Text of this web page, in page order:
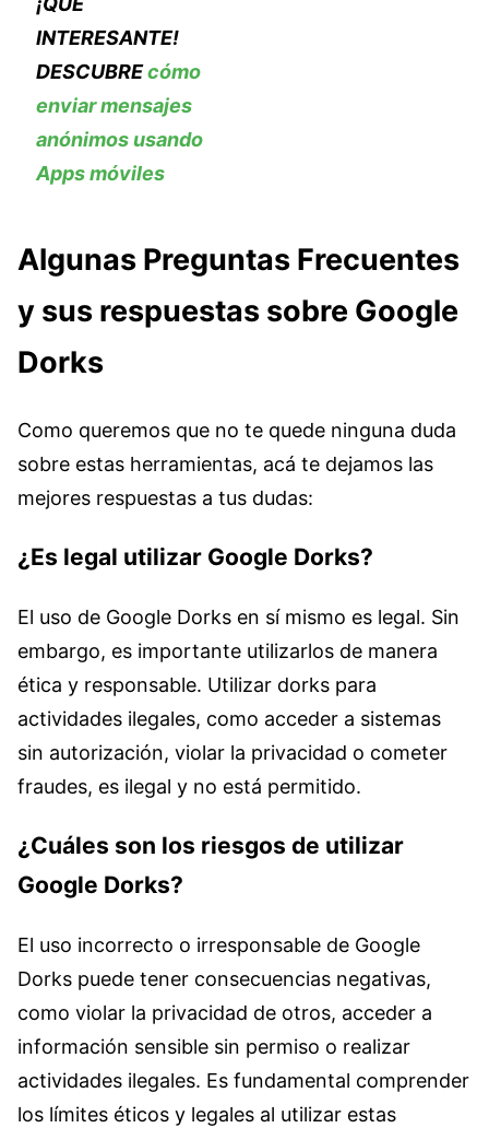
INTERESANTE!
DESCUBREcómo
enviar mensajes
anónimos usando
Apps móviles
Algunas Preguntas Frecuentes
y sus respuestas sobre Google
Dorks
Como queremos que no te quede ninguna duda
sobre estas herramientas, acá te dejamos las
mejores respuestas a tus dudas:
¿Es legal utilizar Google Dorks?
El uso de Google Dorks en sí mismo es legal. Sin
embargo, es importante utilizarlos de manera
ética y responsable. Utilizar dorks para
actividades ilegales, como acceder a sistemas
sin autorización, violar la privacidad o cometer
fraudes, es ilegal y no está permitido.
¿Cuáles son los riesgos de utilizar
Google Dorks?
El uso incorrecto o irresponsable de Google
Dorks puede tener consecuencias negativas,
como violar la privacidad de otros, acceder a
información sensible sin permiso o realizar
actividades ilegales. Es fundamental comprender
los límites éticos y legales al utilizar estas